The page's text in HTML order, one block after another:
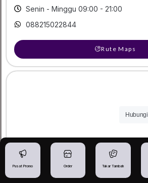
Senin - Minggu 09:00 - 21:00
088215022844
Rute Maps
Pusat Promo Order Tukar Tambah
Hubungi